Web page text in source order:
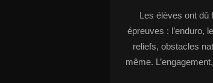
Les élèves ont dû
épreuves : l’enduro,
reliefs, obstacles
même.